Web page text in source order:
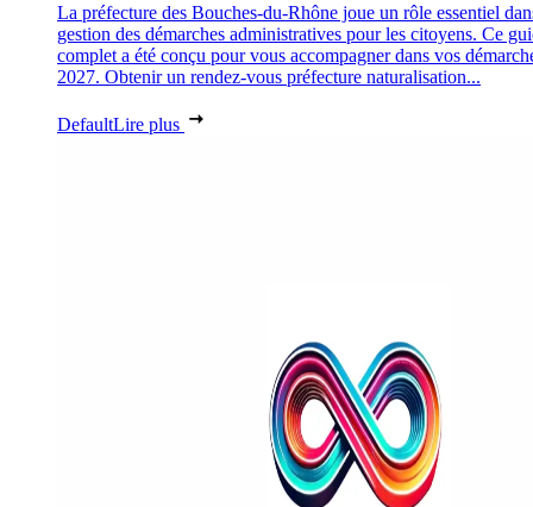
La préfecture des Bouches-du-Rhône joue un rôle essentiel
gestion des démarches administratives pour les citoyens. Ce
complet a été conçu pour vous accompagner dans vos
2027. Obtenir un rendez-vous préfecture naturalisation...
DefaultLire plus